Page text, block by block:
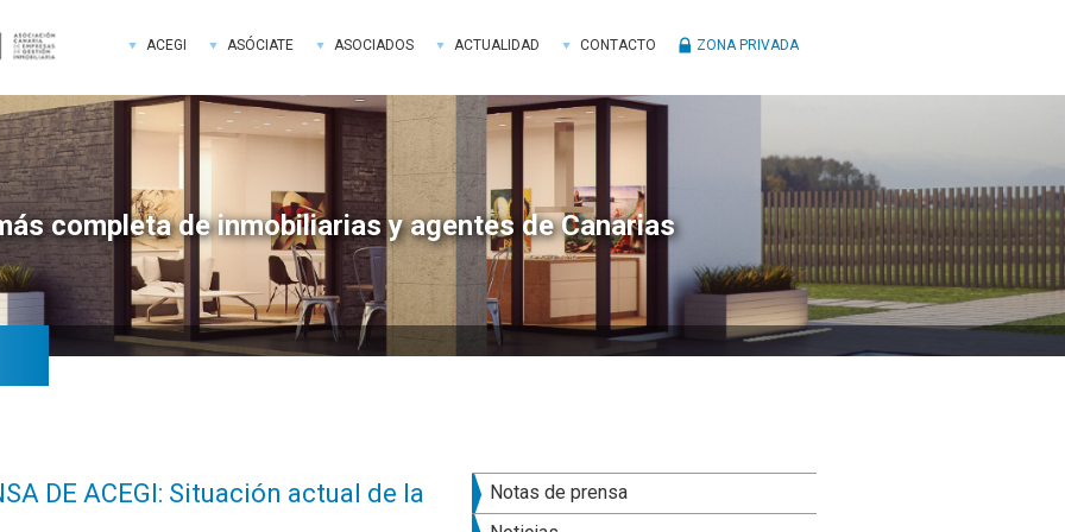
ACEGI ASÓCIATE ASOCIADOS ACTUALIDAD CONTACTO ZONA PRIVADA
completa de inmobiliarias y agentes de Canarias
DE ACEGI: Situación actual de la
Barra
Notas de prensa